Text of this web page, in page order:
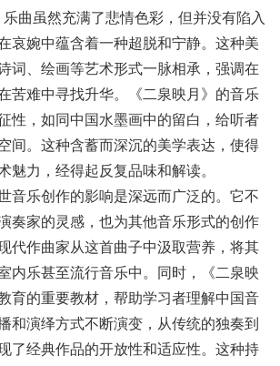
曲虽然充满了悲情色彩，但并没有陷入
哀婉中蕴含着一种超脱和宁静。这种美
词、绘画等艺术形式一脉相承，强调在
苦难中寻找升华。《二泉映月》的音乐
性，如同中国水墨画中的留白，给听者
间。这种含蓄而深沉的美学表达，使得
魅力，经得起反复品味和解读。
音乐创作的影响是深远而广泛的。它不
奏家的灵感，也为其他音乐形式的创作
代作曲家从这首曲子中汲取营养，将其
内乐甚至流行音乐中。同时，《二泉映
育的重要教材，帮助学习者理解中国音
和演绎方式不断演变，从传统的独奏到
了经典作品的开放性和适应性。这种持